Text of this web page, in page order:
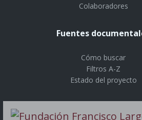
Colaboradores
Fuentes
Cómo buscar
Filtros A-Z
Estado del proyecto